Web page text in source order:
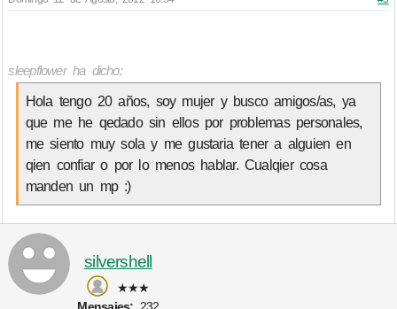
sleepflower ha dicho:
Hola tengo 20 años, soy mujer y busco amigos/as, ya
que me he qedado sin ellos por problemas personales,
me siento muy sola y me gustaria tener a alguien en
qien confiar o por lo menos hablar. Cualqier cosa
manden un mp :)
silvershell
★★★